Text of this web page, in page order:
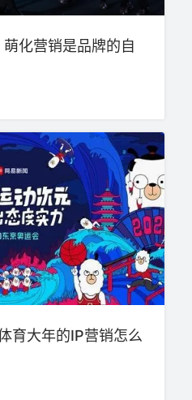
化营销是品牌的自
育大年的IP营销怎么